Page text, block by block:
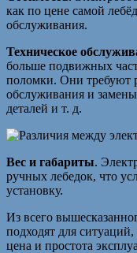
как по цене самой
обслуживания.
Техническое
больше подвижных
поломки. Они требуют
обслуживания и
деталей и т. д.
Вес и габариты.
ручных лебедок, что
установку.
Из всего
подходят для
цена и простота